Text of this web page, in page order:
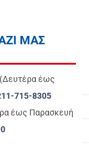
ΜΑΣ
έως
715-8305
έως Παρασκευή